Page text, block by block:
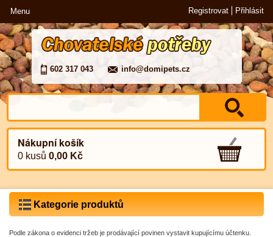
Menu Registrovat Přihlásit
602 317 043 info@domipets.cz
Nákupní košík
0 kusů0,00 Kč
Kategorie produktů
Podle zákona o evidenci tržeb je prodávající povinen vystavit kupujícímu účtenku.